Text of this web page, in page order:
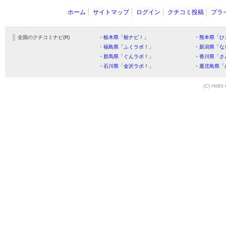
ホーム サイトマップ ログイン クチコミ投稿 プラ
全国のクチコミナビ(R) ・栃木県「栃ナビ！」
・熊本県「
・福島県「ふくラボ！」
・新潟県「
・群馬県「ぐんラボ！」
・香川県「
・石川県「金沢ラボ！」
・鹿児島県
(C) HitBit